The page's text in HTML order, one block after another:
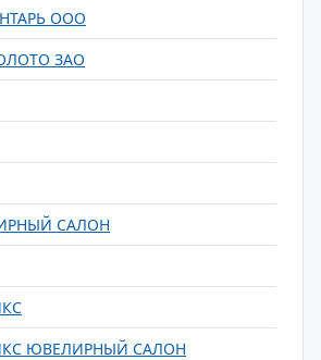
ООО
ЗАО
САЛОН
ЮВЕЛИРНЫЙ САЛОН